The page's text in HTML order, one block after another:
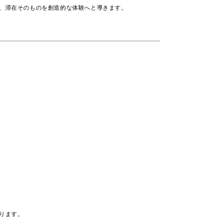
在そのものを創造的な体験へと導きます。
ます。